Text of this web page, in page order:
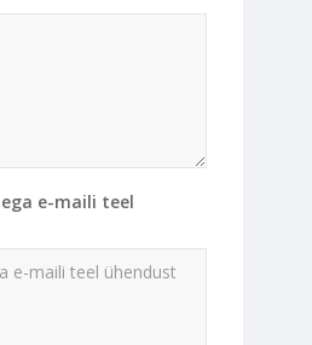
e-maili teel